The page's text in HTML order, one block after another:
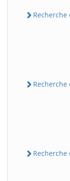
Recherche
Recherche
Recherche